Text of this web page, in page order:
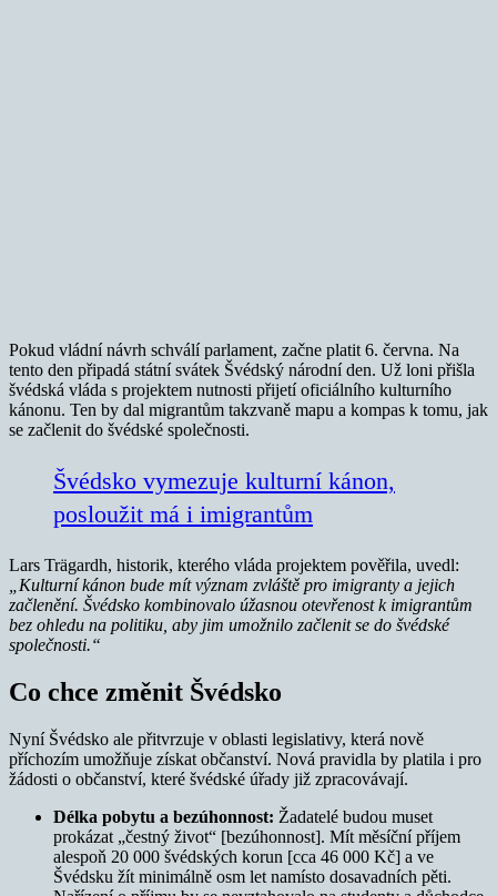
Pokud vládní návrh schválí parlament, začne platit 6. června. Na
tento den připadá státní svátek Švédský národní den. Už loni přišla
švédská vláda s projektem nutnosti přijetí oficiálního kulturního
kánonu. Ten by dal migrantům takzvaně mapu a kompas k tomu, jak
se začlenit do švédské společnosti.
Švédsko vymezuje kulturní kánon,
posloužit má i imigrantům
Lars Trägardh, historik, kterého vláda projektem pověřila, uvedl:
„Kulturní kánon bude mít význam zvláště pro imigranty a jejich
začlenění. Švédsko kombinovalo úžasnou otevřenost k imigrantům
bez ohledu na politiku, aby jim umožnilo začlenit se do švédské
společnosti.“
Co chce změnit Švédsko
Nyní Švédsko ale přitvrzuje v oblasti legislativy, která nově
příchozím umožňuje získat občanství. Nová pravidla by platila i pro
žádosti o občanství, které švédské úřady již zpracovávají.
Délka pobytu a bezúhonnost: Žadatelé budou muset
prokázat „čestný život“ [bezúhonnost]. Mít měsíční příjem
alespoň 20 000 švédských korun [cca 46 000 Kč] a ve
Švédsku žít minimálně osm let namísto dosavadních pěti.